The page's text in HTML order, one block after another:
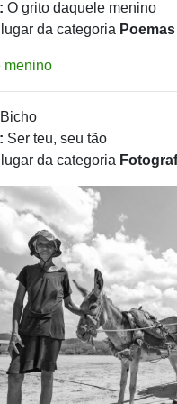
O grito daquele menino
lugar da categoria Poemas
menino
Ser teu, seu tão
lugar da categoria